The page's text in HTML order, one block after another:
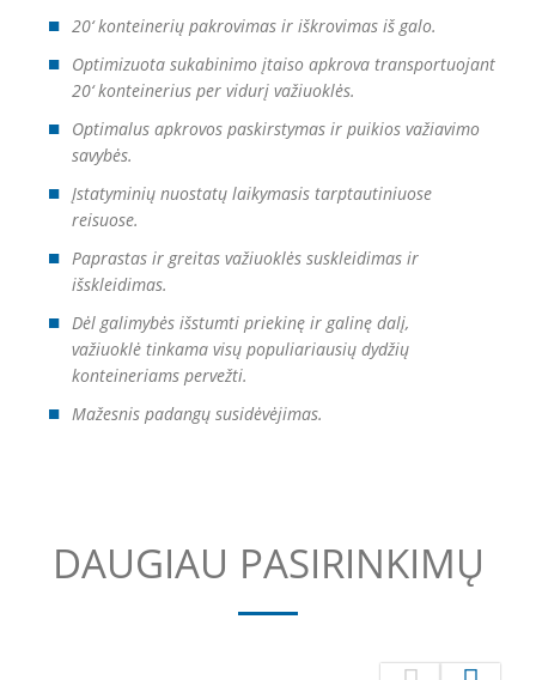
20‘ konteinerių pakrovimas ir iškrovimas iš galo.
Optimizuota sukabinimo įtaiso apkrova transportuojant
20‘ konteinerius per vidurį važiuoklės.
Optimalus apkrovos paskirstymas ir puikios važiavimo
savybės.
Įstatyminių nuostatų laikymasis tarptautiniuose
reisuose.
Paprastas ir greitas važiuoklės suskleidimas ir
išskleidimas.
Dėl galimybės išstumti priekinę ir galinę dalį,
važiuoklė tinkama visų populiariausių dydžių
konteineriams pervežti.
Mažesnis padangų susidėvėjimas.
DAUGIAU PASIRINKIMŲ